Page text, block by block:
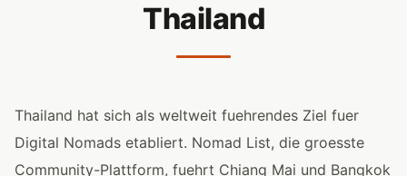
Thailand
Thailand hat sich als weltweit fuehrendes Ziel fuer
Digital Nomads etabliert. Nomad List, die groesste
Community-Plattform, fuehrt Chiang Mai und Bangkok